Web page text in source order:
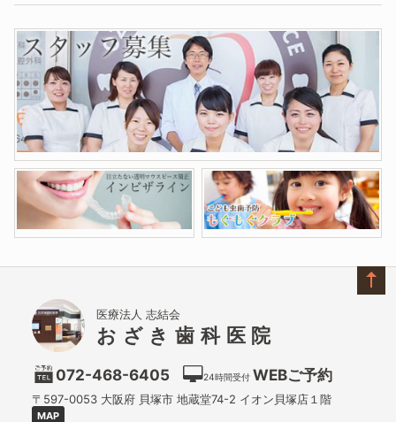
医療法人 志結会
おざき歯科医院
072-468-6405 24時間受付 WEBご予約
〒597-0053 大阪府 貝塚市 地蔵堂74-2 イオン貝塚店１階
MAP